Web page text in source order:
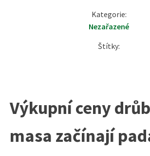
Kategorie:
Nezařazené
Štítky:
Výkupní ceny
masa začínají